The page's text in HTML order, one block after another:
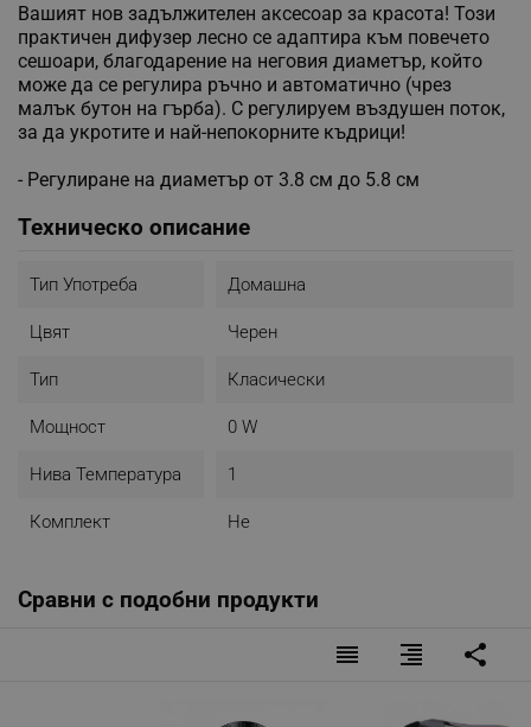
Вашият нов задължителен аксесоар за красота! Този
практичен дифузер лесно се адаптира към повечето
сешоари, благодарение на неговия диаметър, който
може да се регулира ръчно и автоматично (чрез
малък бутон на гърба). С регулируем въздушен поток,
за да укротите и най-непокорните къдрици!
- Регулиране на диаметър от 3.8 см до 5.8 см
Техническо описание
Тип Употреба Домашна
Цвят Черен
Тип Класически
Мощност 0 W
Нива Температура 1
Комплект Не
Сравни с подобни продукти
reorder format_align_right share